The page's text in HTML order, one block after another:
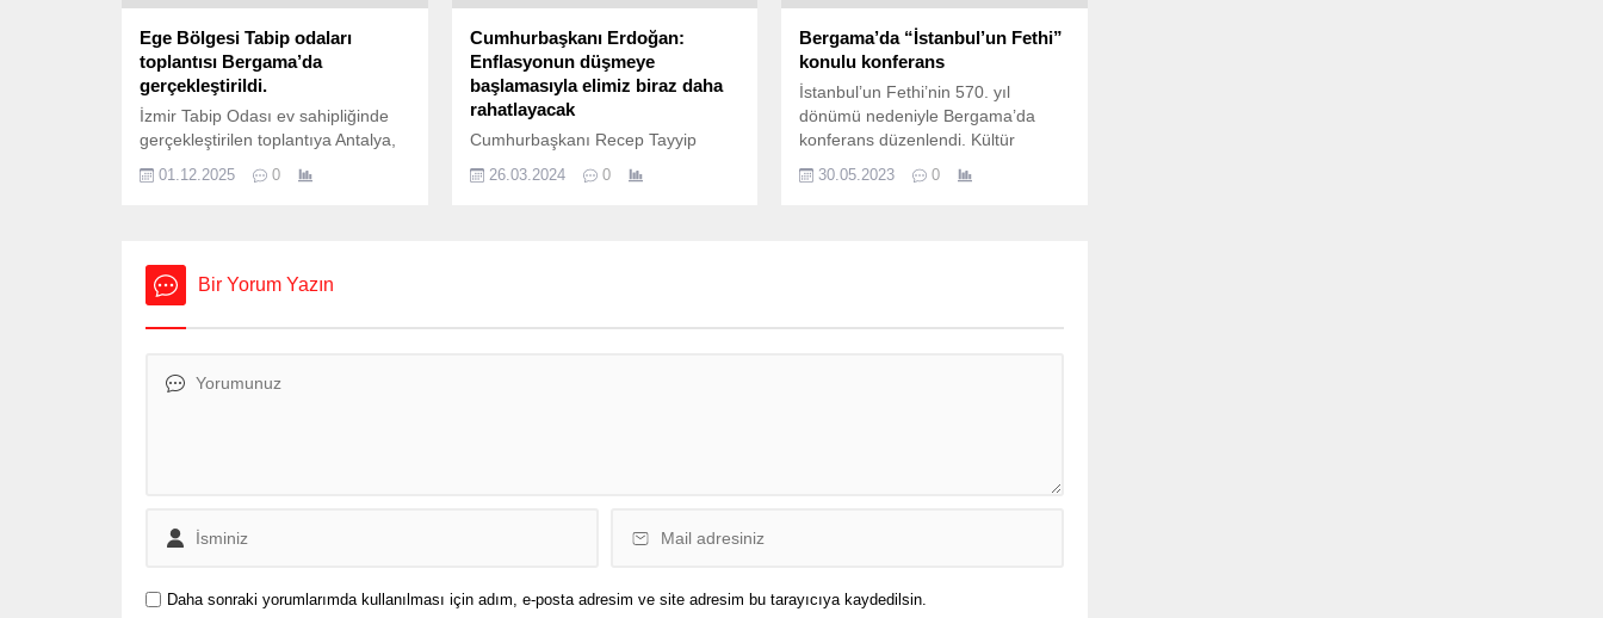
Ege Bölgesi Tabip odaları
toplantısı Bergama’da
gerçekleştirildi.
İzmir Tabip Odası ev sahipliğinde
gerçekleştirilen toplantıya Antalya,
Aydın, Balıkesir, Denizli, İzmir,
Manisa, Muğla, Uşak, Tabip odaları
katıldı. Bergama Belediyesi’ne ait
tarihi Haluk Elbe salonunda
gerçekleştirilen açılış oturumunda
F. Yüce Ayhan,...
01.12.2025 0
Cumhurbaşkanı Erdoğan:
Enflasyonun düşmeye
başlamasıyla elimiz biraz daha
rahatlayacak
Cumhurbaşkanı Recep Tayyip
Erdoğan, yılın ikinci yarısından
itibaren enflasyonun düşmeye
diye konuştu. 31 Mart’taki yerel
26.03.2024 0
Bergama’da “İstanbul’un Fethi”
konulu konferans
İstanbul’un Fethi’nin 570. yıl
dönümü nedeniyle Bergama’da
konferans düzenlendi. Kültür
Merkezi’nde düzenlenen
konferansta, Payitaht Abdülhamid
olarak katıldı. “İstanbul’un Fethi”
30.05.2023 0
Bir Yorum Yazın
Daha sonraki yorumlarımda kullanılması için adım, e-posta adresim ve site adresim bu tarayıcıya kaydedilsin.